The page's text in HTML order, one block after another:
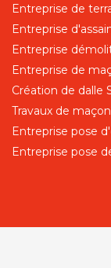
Entreprise de
Entreprise
Entreprise
Entreprise de
Création de dalle
Travaux de
Entreprise pose
Entreprise pose